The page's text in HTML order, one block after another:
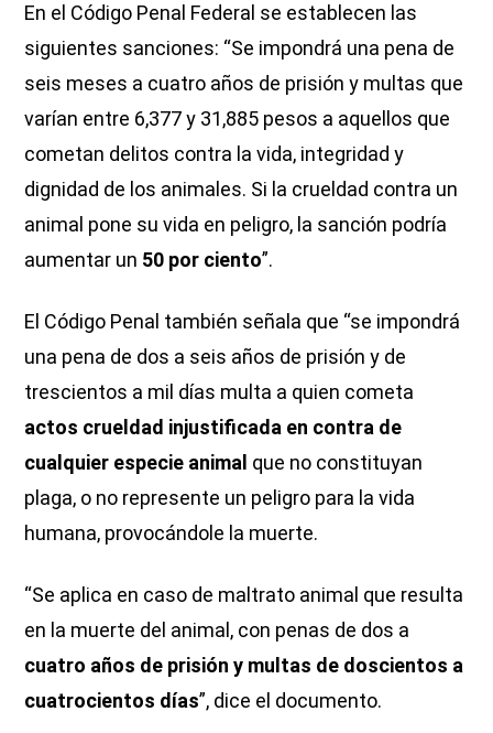
En el Código Penal Federal se establecen las
siguientes sanciones: “Se impondrá una pena de
seis meses a cuatro años de prisión y multas que
varían entre 6,377 y 31,885 pesos a aquellos que
cometan delitos contra la vida, integridad y
dignidad de los animales. Si la crueldad contra un
animal pone su vida en peligro, la sanción podría
aumentar un 50 por ciento”.
El Código Penal también señala que “se impondrá
una pena de dos a seis años de prisión y de
trescientos a mil días multa a quien cometa
actos crueldad injustificada en contra de
cualquier especie animal que no constituyan
plaga, o no represente un peligro para la vida
humana, provocándole la muerte.
“Se aplica en caso de maltrato animal que resulta
en la muerte del animal, con penas de dos a
cuatro años de prisión y multas de doscientos a
cuatrocientos días”, dice el documento.